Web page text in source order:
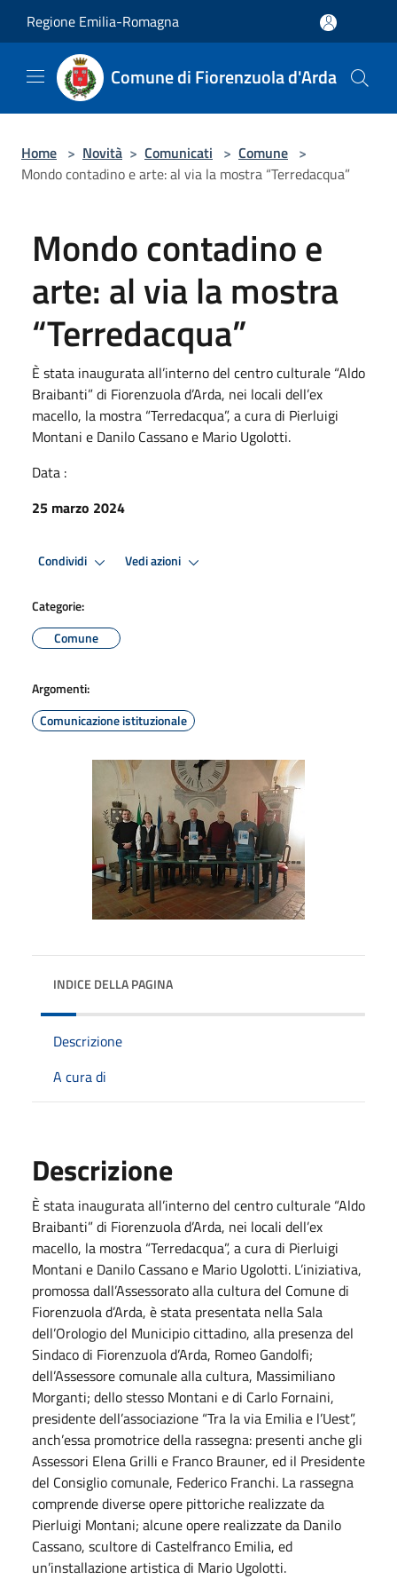
Regione Emilia-Romagna
Comune di Fiorenzuola d'Arda
Home > Novità > Comunicati > Comune >
Mondo contadino e arte: al via la mostra “Terredacqua”
Mondo contadino e
arte: al via la mostra
“Terredacqua”
È stata inaugurata all’interno del centro culturale “Aldo
Braibanti” di Fiorenzuola d’Arda, nei locali dell’ex
macello, la mostra “Terredacqua”, a cura di Pierluigi
Montani e Danilo Cassano e Mario Ugolotti.
Data :
25 marzo 2024
Condividi Vedi azioni
Categorie:
Comune
Argomenti:
Comunicazione istituzionale
INDICE DELLA PAGINA
Descrizione
A cura di
Descrizione
È stata inaugurata all’interno del centro culturale “Aldo
Braibanti” di Fiorenzuola d’Arda, nei locali dell’ex
macello, la mostra “Terredacqua”, a cura di Pierluigi
Montani e Danilo Cassano e Mario Ugolotti. L’iniziativa,
promossa dall’Assessorato alla cultura del Comune di
Fiorenzuola d’Arda, è stata presentata nella Sala
dell’Orologio del Municipio cittadino, alla presenza del
Sindaco di Fiorenzuola d’Arda, Romeo Gandolfi;
dell’Assessore comunale alla cultura, Massimiliano
Morganti; dello stesso Montani e di Carlo Fornaini,
presidente dell’associazione “Tra la via Emilia e l’Uest”,
anch’essa promotrice della rassegna: presenti anche gli
Assessori Elena Grilli e Franco Brauner, ed il Presidente
del Consiglio comunale, Federico Franchi. La rassegna
comprende diverse opere pittoriche realizzate da
Pierluigi Montani; alcune opere realizzate da Danilo
Cassano, scultore di Castelfranco Emilia, ed
un’installazione artistica di Mario Ugolotti.